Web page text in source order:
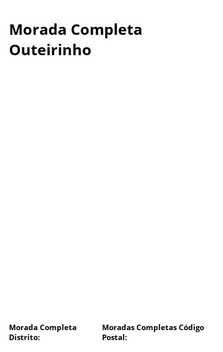
Morada Completa
Outeirinho
Morada Completa
Distrito:
Moradas Completas Código
Postal: